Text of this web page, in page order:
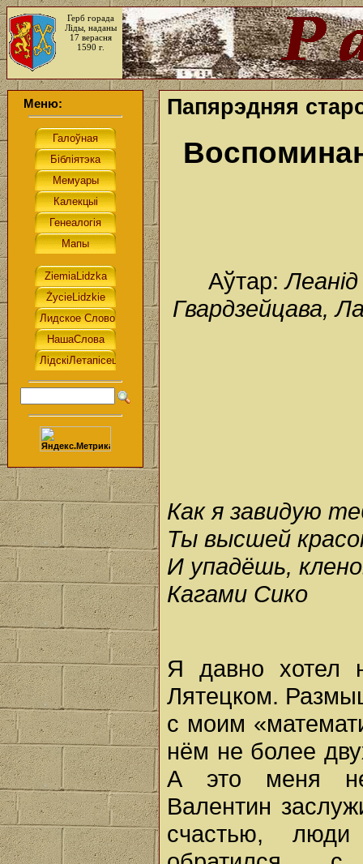
Герб горада
Ліды, наданы
17 верасня
1590 г.
Меню: Папярэдняя
Аўтар:
Гвардзейцава,
Как я завидую
Ты высшей
И упадёшь,
Кагами Сико
Я давно хотел
Лятецком.
с моим
нём не более
А это меня
Валентин
счастью,